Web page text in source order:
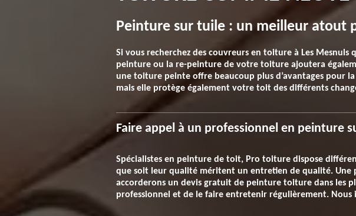
Peinture sur tuile : un meilleur atout
Si vous recherchez des couvreurs en toiture à Les
peinture ou la re-peinture de votre toiture ajoutera
une toiture peinte offre beaucoup plus d’avantages pour
mais elle protège également votre toit des différents
Faire appel à un professionnel en peinture
Spécialistes en peinture de toit, Pro toiture dispose
que soit leur qualité méritent un entretien de qualité. Une
accorderons un devis gratuit de peinture toiture dans les
professionnel et de le faire entretenir régulièrement.